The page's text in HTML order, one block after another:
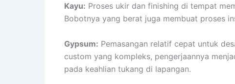
Kayu: Proses ukir dan finishing di tempat
Bobotnya yang berat juga membuat proses
Gypsum: Pemasangan relatif cepat untuk
custom yang kompleks, pengerjaannya
pada keahlian tukang di lapangan.